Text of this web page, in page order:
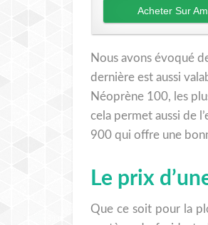
Acheter Sur
Nous avons évoqué
dernière est aussi
Néoprène 100, les
cela permet aussi de
900 qui offre une
Le prix
Que ce soit pour la